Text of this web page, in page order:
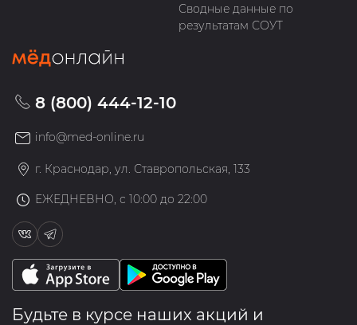
Сводные данные по
результатам СОУТ
8 (800) 444-12-10
info@med-online.ru
г. Краснодар, ул. Ставропольская, 133
ЕЖЕДНЕВНО, с 10:00 до 22:00
Будьте в курсе наших акций и